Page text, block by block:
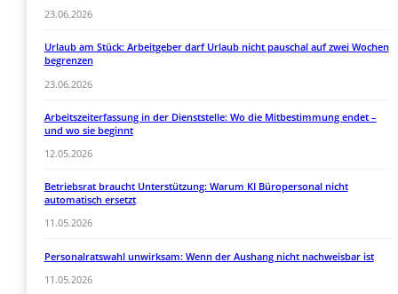
23.06.2026
Urlaub am Stück: Arbeitgeber darf Urlaub nicht pauschal auf zwei Wochen
begrenzen
23.06.2026
Arbeitszeiterfassung in der Dienststelle: Wo die Mitbestimmung endet –
und wo sie beginnt
12.05.2026
Betriebsrat braucht Unterstützung: Warum KI Büropersonal nicht
automatisch ersetzt
11.05.2026
Personalratswahl unwirksam: Wenn der Aushang nicht nachweisbar ist
11.05.2026